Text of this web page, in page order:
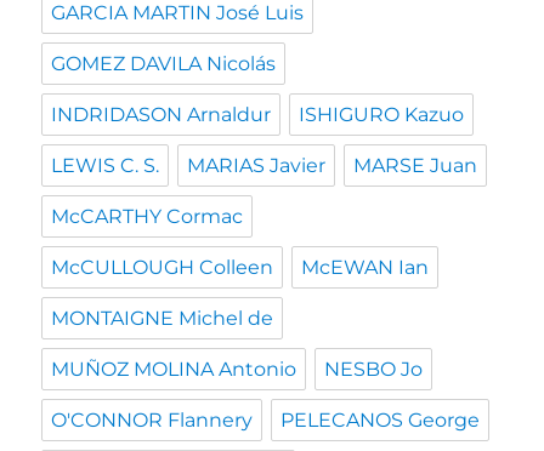
GARCIA MARTIN José Luis
GOMEZ DAVILA Nicolás
INDRIDASON Arnaldur ISHIGURO Kazuo
LEWIS C. S. MARIAS Javier MARSE Juan
McCARTHY Cormac
McCULLOUGH Colleen McEWAN Ian
MONTAIGNE Michel de
MUÑOZ MOLINA Antonio NESBO Jo
O'CONNOR Flannery PELECANOS George